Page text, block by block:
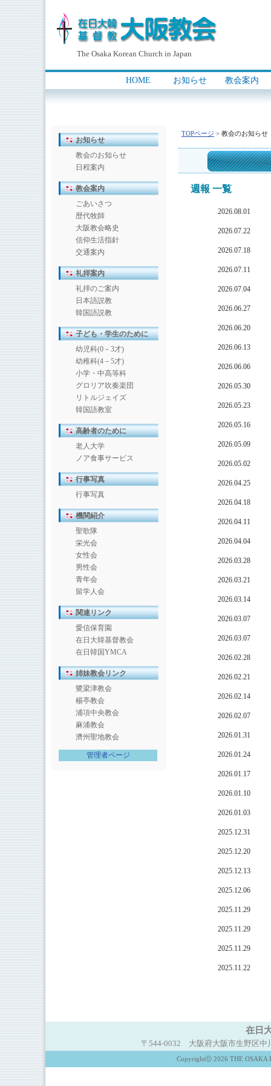
The Osaka Korean Church in Japan
HOME お知らせ 教会案内
TOPページ > 教会のお知らせ
週報 一覧
2026.08.01
2026.07.22
2026.07.18
2026.07.11
2026.07.04
2026.06.27
2026.06.20
2026.06.13
2026.06.06
2026.05.30
2026.05.23
2026.05.16
2026.05.09
2026.05.02
2026.04.25
2026.04.18
2026.04.11
2026.04.04
2026.03.28
2026.03.21
2026.03.14
2026.03.07
2026.03.07
2026.02.28
2026.02.21
2026.02.14
2026.02.07
2026.01.31
2026.01.24
2026.01.17
2026.01.10
2026.01.03
2025.12.31
2025.12.20
2025.12.13
2025.12.06
2025.11.29
2025.11.29
2025.11.29
2025.11.22
お知らせ
教会のお知らせ
日程案内
教会案内
ごあいさつ
歴代牧師
大阪教会略史
信仰生活指針
交通案内
礼拝案内
礼拝のご案内
日本語説教
韓国語説教
子ども・学生のために
幼児科(0－3才)
幼稚科(4－5才)
小学・中高等科
グロリア吹奏楽団
リトルジェイズ
韓国語教室
高齢者のために
老人大学
ノア食事サービス
行事写真
行事写真
機関紹介
聖歌隊
栄光会
女性会
男性会
青年会
留学人会
関連リンク
愛信保育園
在日大韓基督教会
在日韓国YMCA
姉妹教会リンク
鷺梁津教会
楊亭教会
浦項中央教会
麻浦教会
濟州聖地教会
管理者ページ
在日
〒544-0032 大阪府大阪市生野区
Copyrightⓒ 2026 THE OSAKA